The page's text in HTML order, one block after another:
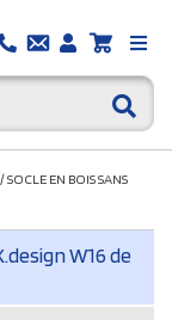
/SOCLE EN BOIS SANS
W16 de